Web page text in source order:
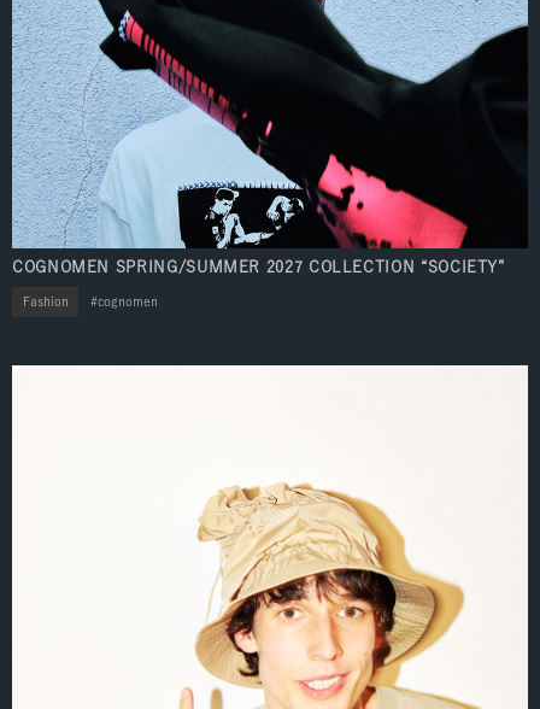
COGNOMEN SPRING/SUMMER 2027 COLLECTION “SOCIETY”
Fashion cognomen